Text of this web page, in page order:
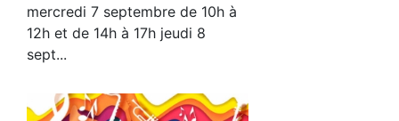
mercredi 7 septembre de 10h à
12h et de 14h à 17h jeudi 8
sept...